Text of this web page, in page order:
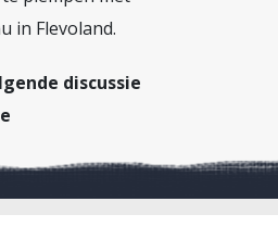
in Flevoland.
discussie